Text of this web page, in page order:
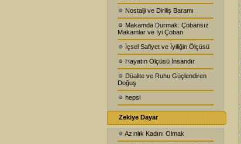
Nostalji ve Diriliş Baramı
Makamda Durmak: Çobansız
Makamlar ve İyi Çoban
İçsel Safiyet ve İyiliğin Ölçüsü
Hayatın Ölçüsü İnsandır
Düalite ve Ruhu Güçlendiren
Doğuş
hepsi
Zekiye Dayar
Azınlık Kadını Olmak